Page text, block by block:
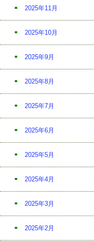
2025年11月
2025年10月
2025年9月
2025年8月
2025年7月
2025年6月
2025年5月
2025年4月
2025年3月
2025年2月